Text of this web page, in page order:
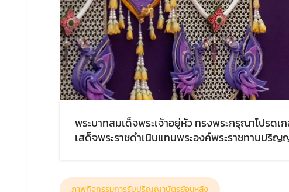
พระบาทสมเด็จพระเจ้าอยู่หัว ทรงพระกรุณาโปรด
เสด็จพระราชดำเนินแทนพระองค์พระราชทานปริ
ภาพกิจกรรมการรับปริญญาบัตรย้อนหลัง